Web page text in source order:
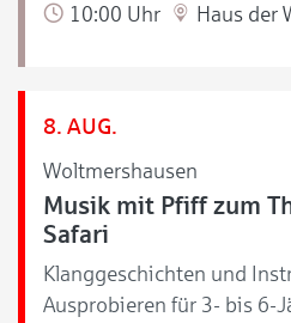
10:00 Uhr
Haus der
8. AUG.
Woltmershausen
Musik mit Pfiff zum
Safari
Klanggeschichten und
Ausprobieren für 3- bis 6-